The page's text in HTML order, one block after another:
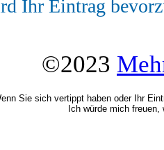
Ihr Eintrag
©2023
Sie sich vertippt haben oder Ihr
Ich würde mich